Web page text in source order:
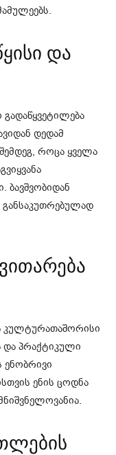
და
დედამ
როცა ყველა
ბავშვობიდან
კულტურათაშორისი
და პრაქტიკული
ენობრივი
ენის ცოდნა